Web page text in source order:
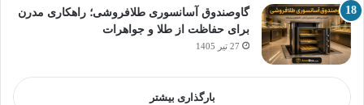
گاوصندوق آسانسوری طلافروشی؛ راهکاری مدرن
برای حفاظت از طلا و جواهرات
27 تیر 1405
بارگذاری بیشتر